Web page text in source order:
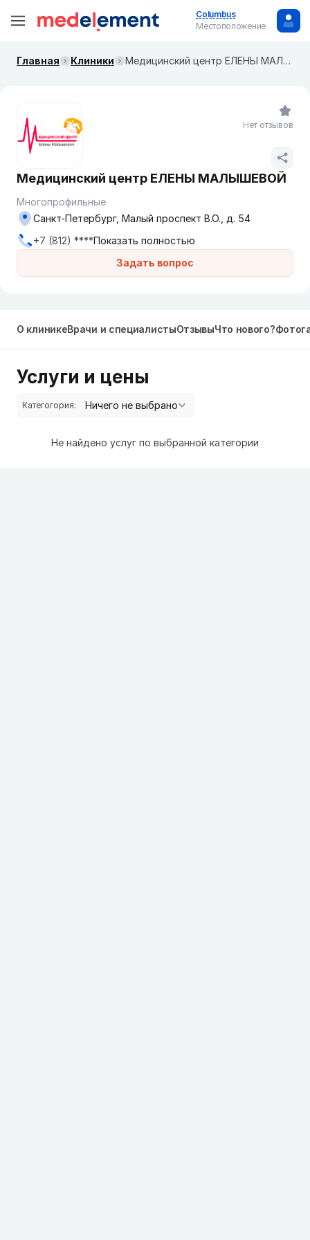
Columbus
Местоположение
Главная Клиники Медицинский центр ЕЛЕНЫ МАЛЫШЕВОЙ
Медицинский центр ЕЛЕНЫ МАЛЫШЕВОЙ
Многопрофильные
Задать вопрос
Санкт-Петербург, Малый проспект В.О., д. 54
+7 (812) ****Показать полностью
Нет отзывов
О клиникеВрачи и специалистыОтзывыЧто нового?
Услуги и цены
Категогория:
Не найдено услуг по выбранной категории